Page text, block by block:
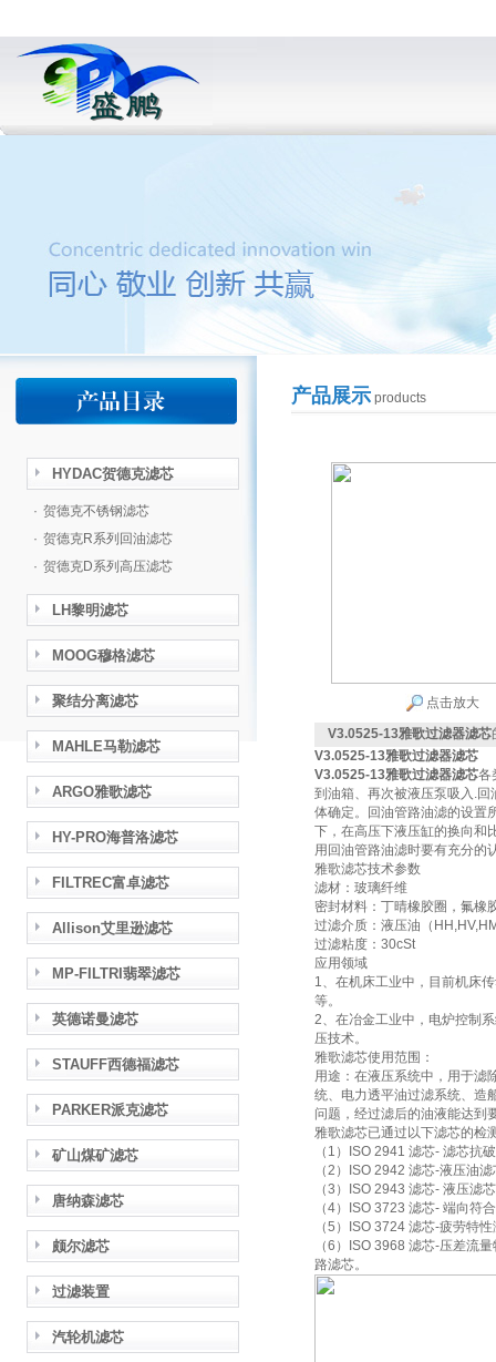
HYDAC贺德克滤芯
· 贺德克不锈钢滤芯
· 贺德克R系列回油滤芯
· 贺德克D系列高压滤芯
LH黎明滤芯
MOOG穆格滤芯
聚结分离滤芯
MAHLE马勒滤芯
ARGO雅歌滤芯
HY-PRO海普洛滤芯
FILTREC富卓滤芯
Allison艾里逊滤芯
MP-FILTRI翡翠滤芯
英德诺曼滤芯
STAUFF西德福滤芯
PARKER派克滤芯
矿山煤矿滤芯
唐纳森滤芯
颇尔滤芯
过滤装置
汽轮机滤芯
产品展示products
点击放大
V3.0525-13雅歌过滤器滤芯
V3.0525-13雅歌过滤器滤芯
V3.0525-13雅歌过滤器滤芯各
到油箱、再次被液压泵吸入.
体确定。回油管路油滤的设置
下，在高压下液压缸的换向和
用回油管路油滤时要有充分的
雅歌滤芯技术参数
滤材：玻璃纤维
密封材料：丁晴橡胶圈，氟橡
过滤介质：液压油（
过滤粘度：30cSt
应用领域
1、在机床工业中，目前机床
等。
2、在冶金工业中，电炉控制
压技术。
雅歌滤芯使用范围：
用途：在液压系统中，用于滤
统、电力透平油过滤系统、造
问题，经过滤后的油液能达到
雅歌滤芯已通过以下滤芯的检
（1）ISO 2941 滤芯- 滤芯抗
（2）ISO 2942 滤芯-液压油
（3）ISO 2943 滤芯- 液压滤
（4）ISO 3723 滤芯- 端向符
（5）ISO 3724 滤芯-疲劳特
（6）ISO 3968 滤芯-压差流
路滤芯。